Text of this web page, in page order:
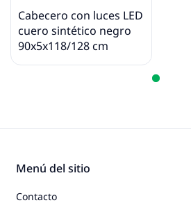
Cabecero con luces LED
cuero sintético negro
90x5x118/128 cm
Menú del sitio
Contacto